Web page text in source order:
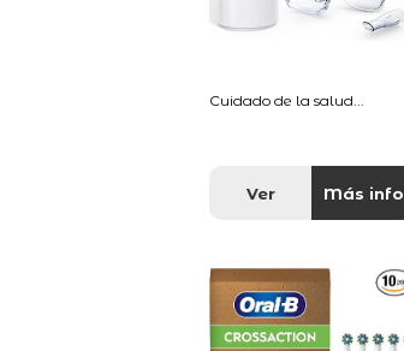
Cuidado de la salud...
Ver Más info